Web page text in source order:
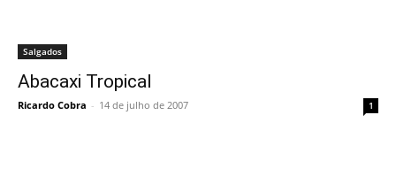
Salgados
Abacaxi Tropical
Ricardo Cobra - 14 de julho de 2007 1